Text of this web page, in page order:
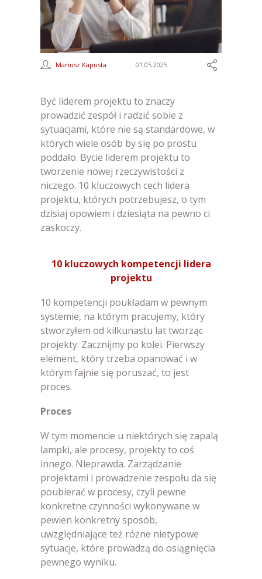
Mariusz Kapusta 01.05.2025
Być liderem projektu to znaczy
prowadzić zespół i radzić sobie z
sytuacjami, które nie są standardowe, w
których wiele osób by się po prostu
poddało. Bycie liderem projektu to
tworzenie nowej rzeczywistości z
niczego. 10 kluczowych cech lidera
projektu, których potrzebujesz, o tym
dzisiaj opowiem i dziesiąta na pewno ci
zaskoczy.
10 kluczowych kompetencji lidera
projektu
10 kompetencji poukładam w pewnym
systemie, na którym pracujemy, który
stworzyłem od kilkunastu lat tworząc
projekty. Zacznijmy po kolei. Pierwszy
element, który trzeba opanować i w
którym fajnie się poruszać, to jest
proces.
Proces
W tym momencie u niektórych się zapalą
lampki, ale procesy, projekty to coś
innego. Nieprawda. Zarządzanie
projektami i prowadzenie zespołu da się
poubierać w procesy, czyli pewne
konkretne czynności wykonywane w
pewien konkretny sposób,
uwzględniające też różne nietypowe
sytuacje, które prowadzą do osiągnięcia
pewnego wyniku.